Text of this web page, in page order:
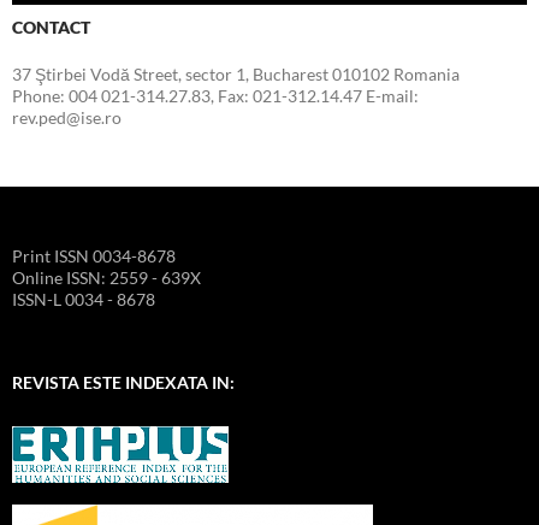
CONTACT
37 Ştirbei Vodă Street, sector 1, Bucharest 010102 Romania
Phone: 004 021-314.27.83, Fax: 021-312.14.47 E-mail:
rev.ped@ise.ro
Print ISSN 0034-8678
Online ISSN: 2559 - 639X
ISSN-L 0034 - 8678
REVISTA ESTE INDEXATA IN: